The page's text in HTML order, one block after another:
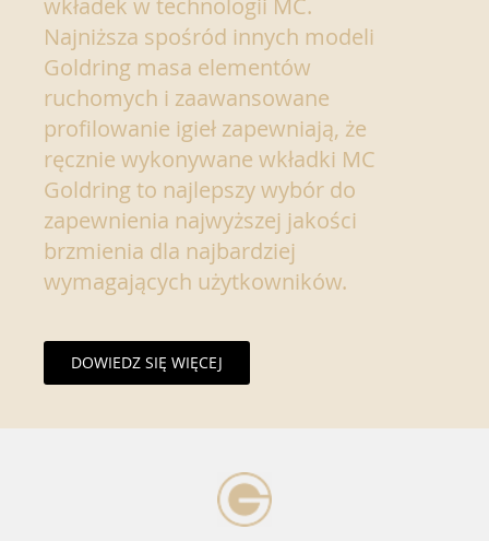
Najniższa spośród innych modeli
Goldring masa elementów
ruchomych i zaawansowane
profilowanie igieł zapewniają, że
ręcznie wykonywane wkładki MC
Goldring to najlepszy wybór do
zapewnienia najwyższej jakości
brzmienia dla najbardziej
wymagających użytkowników.
DOWIEDZ SIĘ WIĘCEJ